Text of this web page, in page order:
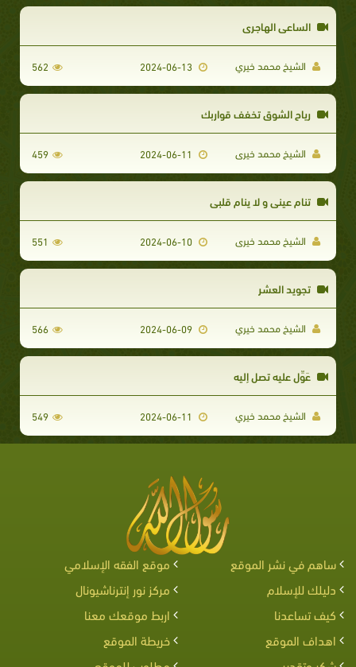
الساعى الهاجرى
الشيخ محمد خيري 2024-06-13
562
رياح الشوق تخفف قواربك
الشيخ محمد خيرى 459
تنام عينى و لا ينام قلبى
الشيخ محمد خيرى 2024-06-10
551
تجويد العشر
الشيخ محمد خيري 2024-06-09
566
عَوِّل عليه تصل إليه
الشيخ محمد خيري 549
ساهم في نشر الموقع
موقع الفقه الإسلامي
دليلك للإسلام
مركز نور إنترناشيونال
كيف تساعدنا
اربط موقعك معنا
اهداف الموقع
خريطة الموقع